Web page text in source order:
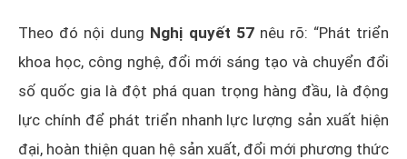
Theo đó nội dung Nghị quyết 57 nêu rõ: “Phát triển
khoa học, công nghệ, đổi mới sáng tạo và chuyển đổi
số quốc gia là đột phá quan trọng hàng đầu, là động
lực chính để phát triển nhanh lực lượng sản xuất hiện
đại, hoàn thiện quan hệ sản xuất, đổi mới phương thức